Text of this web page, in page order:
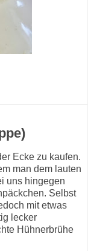
Ecke zu kaufen.
man dem lauten
uns hingegen
Selbst
mit etwas
lecker
Hühnerbrühe